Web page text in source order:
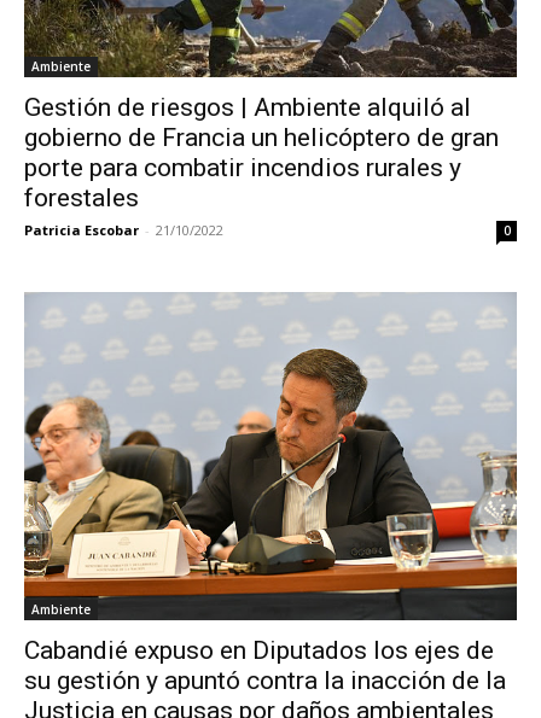
Ambiente
Gestión de riesgos | Ambiente alquiló al
gobierno de Francia un helicóptero de gran
porte para combatir incendios rurales y
forestales
Patricia Escobar - 21/10/2022 0
Ambiente
Cabandié expuso en Diputados los ejes de
su gestión y apuntó contra la inacción de la
Justicia en causas por daños ambientales